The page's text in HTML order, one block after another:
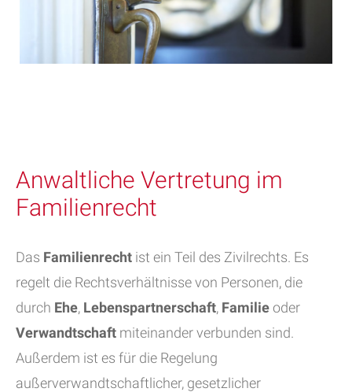
Anwaltliche Vertretung im
Familienrecht
Das Familienrecht ist ein Teil des Zivilrechts. Es
regelt die Rechtsverhältnisse von Personen, die
durch Ehe, Lebenspartnerschaft, Familieoder
Verwandtschaft miteinander verbunden sind.
Außerdem ist es für die Regelung
außerverwandtschaftlicher, gesetzlicher